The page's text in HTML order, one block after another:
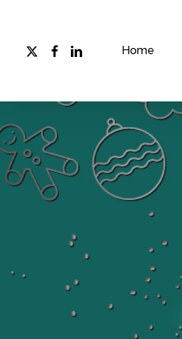
Home
x-
twitter
facebook
linkedin